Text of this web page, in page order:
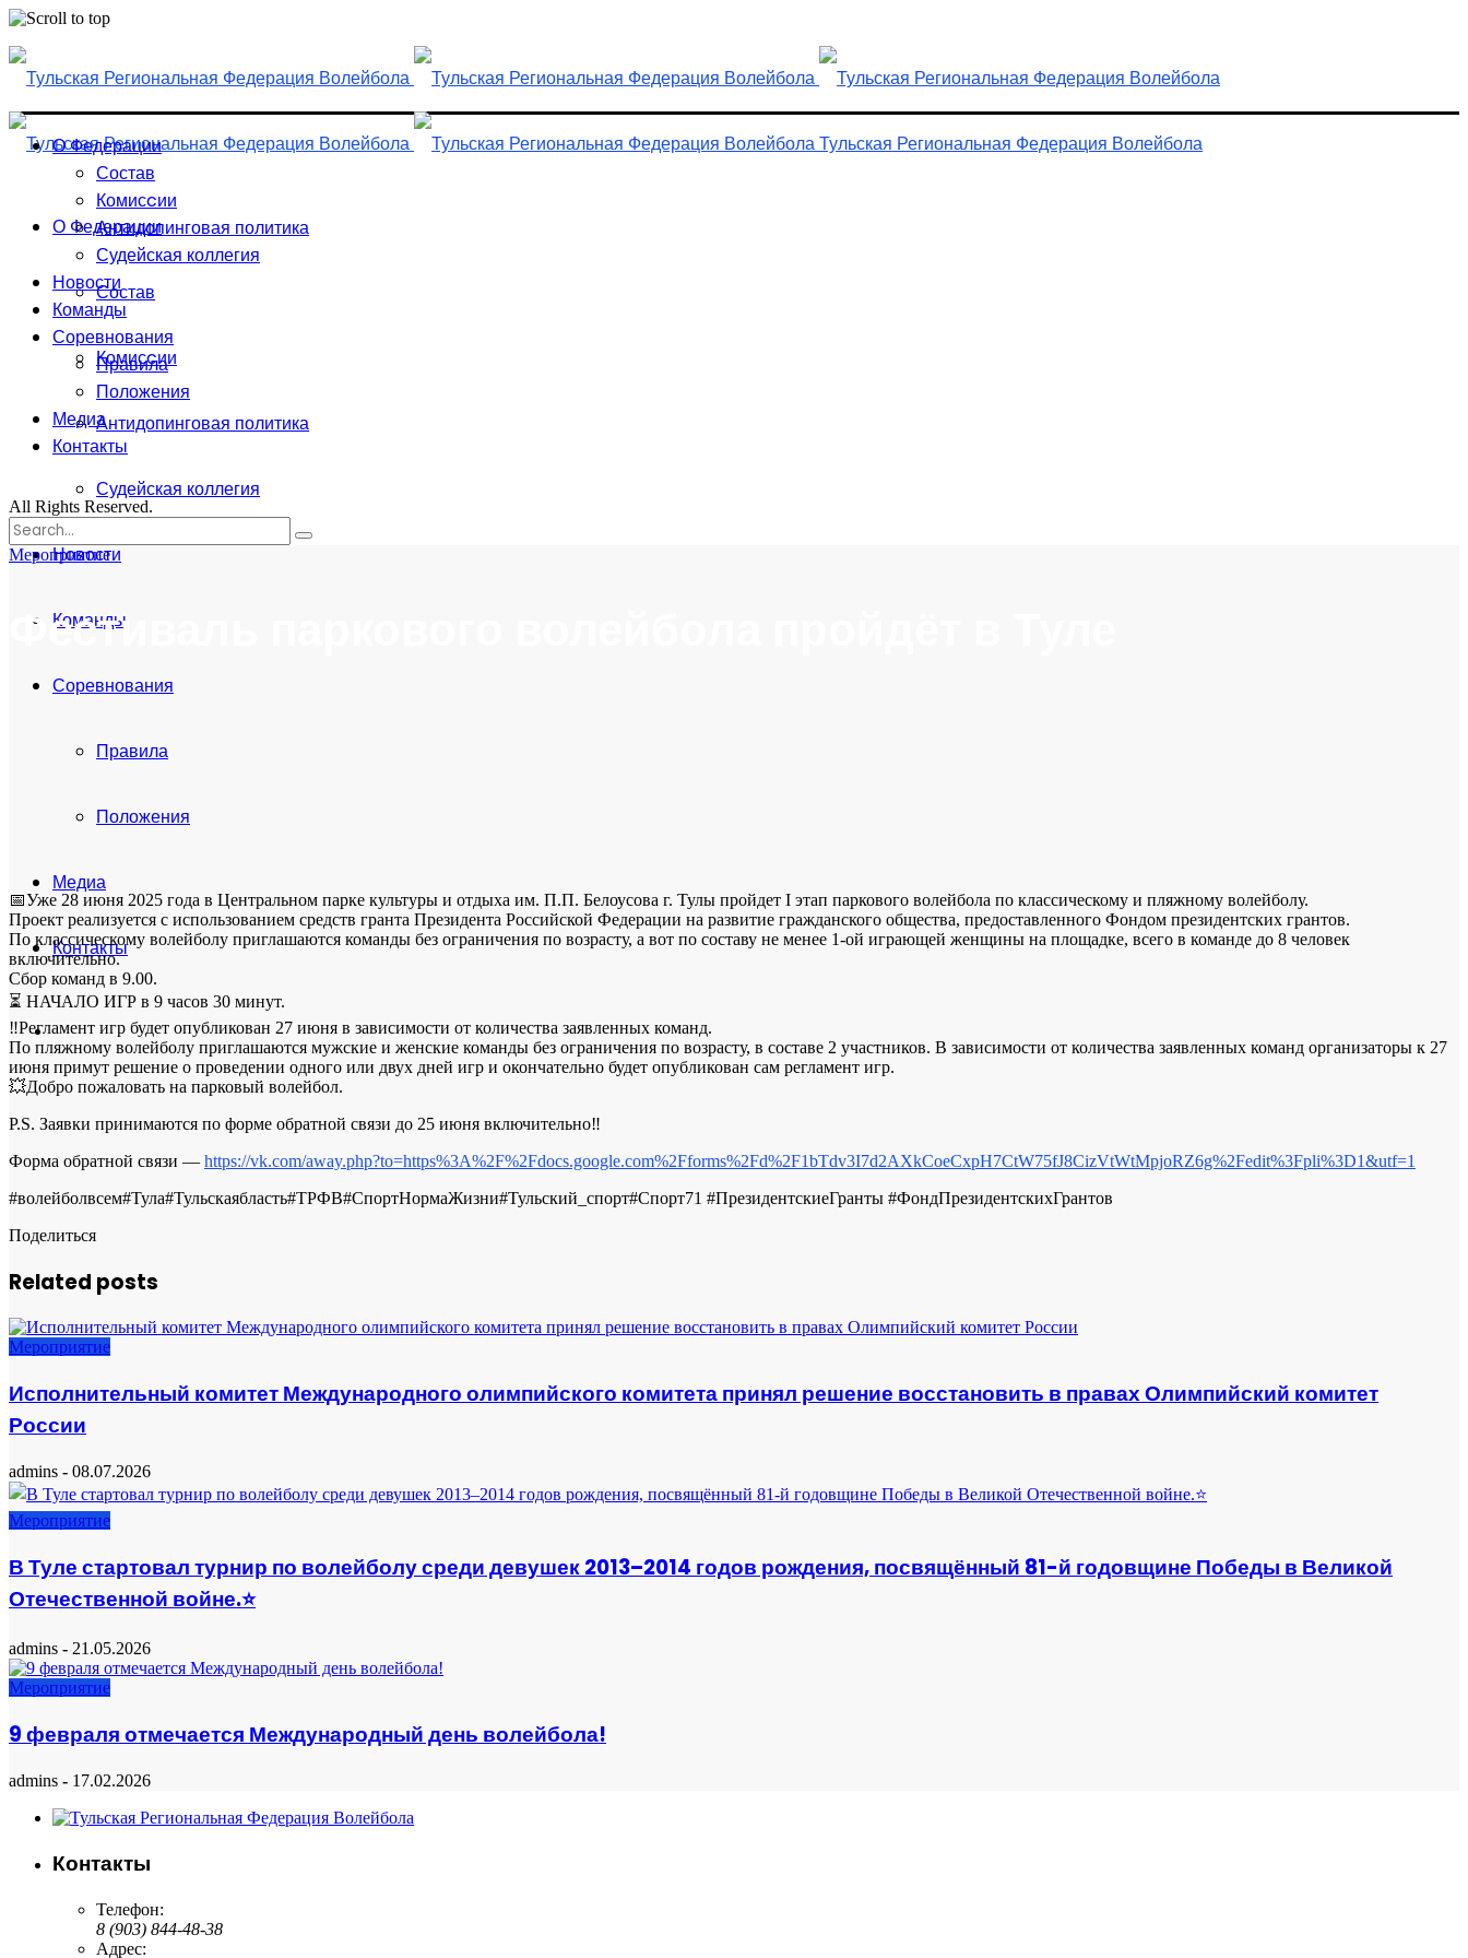
Skip
content
Тульская Региональная Федерация Волейбола
О Федерации
Состав
Комисcии
Антидопинговая политика
Судейская коллегия
Новости
Команды
Соревнования
Правила
Положения
Медиа
Контакты
О Федерации
Состав
Комисcии
Антидопинговая политика
Судейская коллегия
Новости
Команды
Соревнования
Правила
Положения
Медиа
Контакты
All Rights Reserved.
Поиск
for:
Мероприятие
Фестиваль паркового волейбола пройдёт в Туле
📅Уже 28 июня 2025 года в Центральном парке культуры и отдыха им. П.П. Белоусова г. Тулы пройдет I этап паркового волейбола по классическому и пляжному волейболу.
Проект реализуется с использованием средств гранта Президента Российской Федерации на развитие гражданского общества, предоставленного Фондом президентских грантов.
По классическому волейболу приглашаются команды без ограничения по возрасту, а вот по составу не менее 1-ой играющей женщины на площадке, всего в команде до 8 человек
включительно.
Сбор команд в 9.00.
⏳ НАЧАЛО ИГР в 9 часов 30 минут.
‼Регламент игр будет опубликован 27 июня в зависимости от количества заявленных команд.
По пляжному волейболу приглашаются мужские и женские команды без ограничения по возрасту, в составе 2 участников. В зависимости от количества заявленных команд организаторы к 27
июня примут решение о проведении одного или двух дней игр и окончательно будет опубликован сам регламент игр.
💥Добро пожаловать на парковый волейбол.
Р.S. Заявки принимаются по форме обратной связи до 25 июня включительно‼
Форма обратной связи — https://vk.com/away.php?to=https%3A%2F%2Fdocs.google.com%2Fforms%2Fd%2F1bTdv3I7d2AXkCoeCxpH7CtW75fJ8CizVtWtMpjoRZ6g%2Fedit%3Fpli%3D1&utf=1
#волейболвсем#Тула#Тульскаябласть#ТРФВ#СпортНормаЖизни#Тульский_спорт#Спорт71 #ПрезидентскиеГранты #ФондПрезидентскихГрантов
Поделиться
Related posts
Мероприятие
Исполнительный комитет Международного олимпийского комитета принял решение восстановить в правах Олимпийский комитет
России
admins - 08.07.2026
Мероприятие
В Туле стартовал турнир по волейболу среди девушек 2013–2014 годов рождения, посвящённый 81-й годовщине Победы в Великой
Отечественной войне.⭐️
admins - 21.05.2026
Мероприятие
9 февраля отмечается Международный день волейбола!
admins - 17.02.2026
Контакты
Телефон:
8 (903) 844-48-38
Адрес: